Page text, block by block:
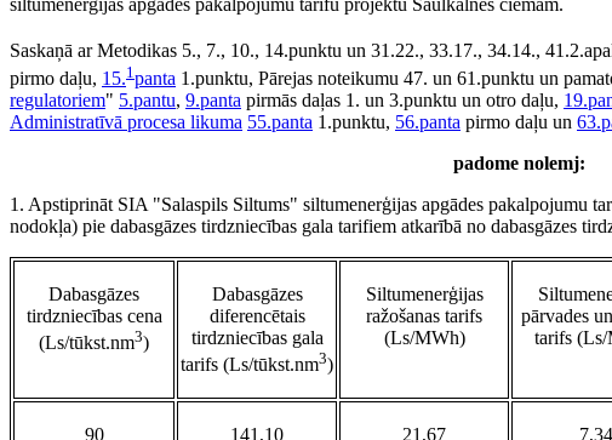
siltumenerģijas apgādes pakalpojumu tarifu projektu Saulkalnes ciemam.
Saskaņā ar Metodikas 5., 7., 10., 14.punktu un 31.22., 33.17., 34.14.,
pirmo daļu, 15.1 panta 1.punktu, Pārejas noteikumu 47. un 61.punktu un
regulatoriem" 5.pantu, 9.panta pirmās daļas 1. un 3.punktu un otro daļu,
Administratīvā procesa likuma 55.panta 1.punktu, 56.panta pirmo daļu un
padome nolemj:
1. Apstiprināt SIA "Salaspils Siltums" siltumenerģijas apgādes pakalpojumu
nodokļa) pie dabasgāzes tirdzniecības gala tarifiem atkarībā no dabasgāzes
Dabasgāzes
tirdzniecības cena
(Ls/tūkst.nm3)
Dabasgāzes
diferencētais
tirdzniecības gala
tarifs (Ls/tūkst.nm3)
Siltumenerģijas
ražošanas tarifs
(Ls/MWh)
pārvades
tarifs
90 141,10 21,67 7,34